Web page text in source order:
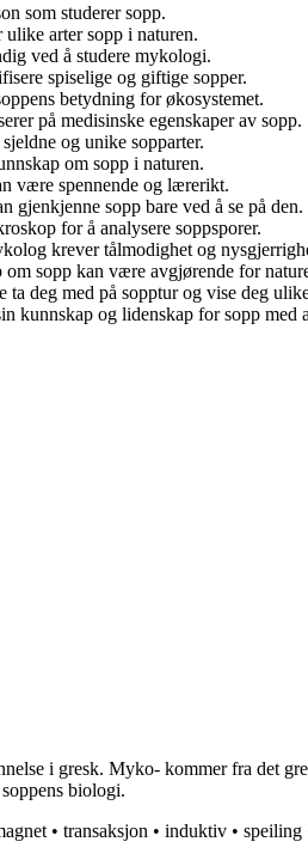
som studerer sopp.
arter sopp i naturen.
ved å studere mykologi.
spiselige og giftige sopper.
betydning for økosystemet.
på medisinske egenskaper av sopp.
og unike sopparter.
om sopp i naturen.
være spennende og lærerikt.
gjenkjenne sopp bare ved å se på den.
for å analysere soppsporer.
krever tålmodighet og
sopp kan være avgjørende for
deg med på sopptur og vise deg
kunnskap og lidenskap for sopp med
i gresk. Myko- kommer fra det
biologi.
• transaksjon • induktiv • speiling